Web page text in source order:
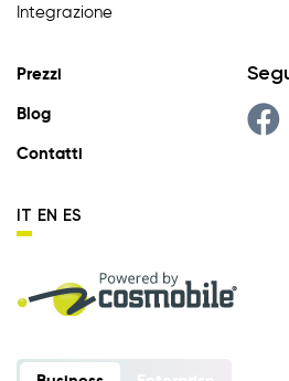
Integrazione
Prezzi
Blog
Contatti
IT EN ES